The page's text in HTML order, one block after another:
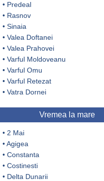
• Predeal
• Rasnov
• Sinaia
• Valea Doftanei
• Valea Prahovei
• Varful Moldoveanu
• Varful Omu
• Varful Retezat
• Vatra Dornei
Vremea la mare
• 2 Mai
•Agigea
• Constanta
• Costinesti
• Delta Dunarii